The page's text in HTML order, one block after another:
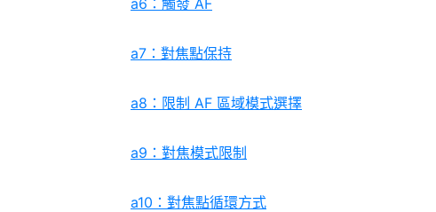
a6：觸發 AF
a7：對焦點保持
a8：限制 AF 區域模式選擇
a9：對焦模式限制
a10：對焦點循環方式